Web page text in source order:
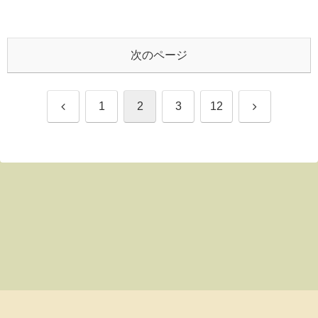
次のページ
前 1 2 3 12 次